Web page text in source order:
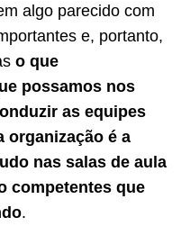
algo parecido com
e, portanto,
o que
possamos nos
as equipes
organização é a
nas salas de aula
competentes que
.